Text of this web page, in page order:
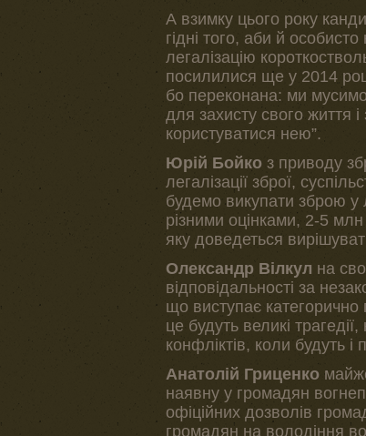
А взимку цього року
гідні того, аби й
легалізацію
посилилися ще у 2014
бо переконана: ми
для захисту свого життя
користуватися нею”.
Юрій Бойко з приводу
легалізації зброї,
будемо викупати зброю у
різними оцінками, 2-5
яку доведеться
Олександр Вілкул на
відповідальності за
що виступає категорично
це будуть великі
конфліктів, коли будуть і
Анатолій Гриценко
наявну у громадян
офіційних дозволів
громадян на володіння